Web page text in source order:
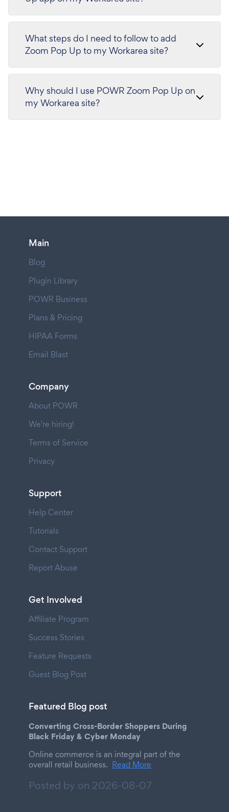
What steps do I need to follow to add
Zoom Pop Up to my Workarea site?
Why should I use POWR Zoom Pop Up on
my Workarea site?
Main
Blog
Plugin Library
POWR Business
Plans & Pricing
HIPAA Forms
Email Blast
Company
About POWR
We're hiring!
Terms of Service
Privacy
Support
Help Center
Tutorials
Contact Support
Report Abuse
Get Involved
Affiliate Program
Success Stories
Feature Requests
Guest Blog Post
Featured Blog post
Converting Cross-Border Shoppers During
Black Friday & Cyber Monday
Online commerce is an integral part of the
overall retail business. Read More
Posted by on 2026-08-07